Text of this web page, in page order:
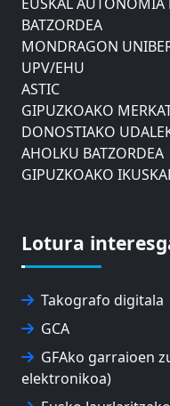
BATZORDEA
MONDRAGON
UPV/EHU
ASTIC
GIPUZKOAKO
DONOSTIAKO
AHOLKU BATZORDEA
GIPUZKOAKO
NABIGAZIO ETA
EUSKO IKASKUNTZA
FEVATRANS (EUSKAL
FITRANS
GIZLOGA
EUSKAL AUTONOMIA
BATZORDEA
Lotura
Takografo digitala
GCA
GFAko garraioen
elektronikoa)